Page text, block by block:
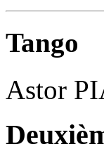
Tango
Astor